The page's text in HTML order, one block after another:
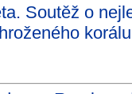
Soutěž o